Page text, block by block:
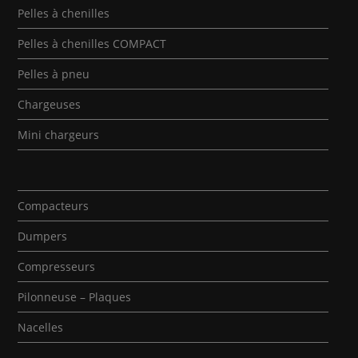
Pelles à chenilles
Pelles à chenilles COMPACT
Pelles à pneu
Chargeuses
Mini chargeurs
Compacteurs
Dumpers
Compresseurs
Pilonneuse – Plaques
Nacelles